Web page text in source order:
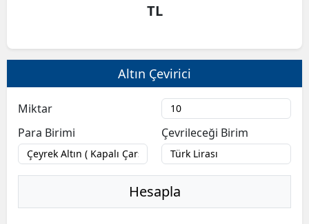
TL
Altın Çevirici
Miktar
Para Birimi
Çevrileceği Birim
Hesapla